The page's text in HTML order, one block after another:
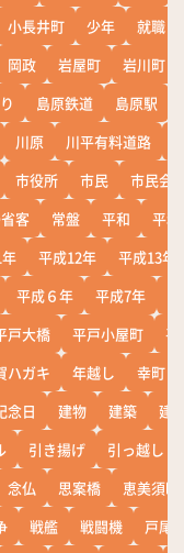
小長井町 少年
就職
岡政 岩屋町
岩川町
島原鉄道 島原駅
川原 川平有料道路
市役所 市民
市民会
客 常盤 平和
平
平成12年
平成13年
平成６年 平成7年
戸大橋 平戸小屋町
平
ハガキ 年越し
幸町
念日 建物 建築
建
引き揚げ
引っ越し
念仏 思案橋
恵美須町
戦艦 戦闘機
戸尾